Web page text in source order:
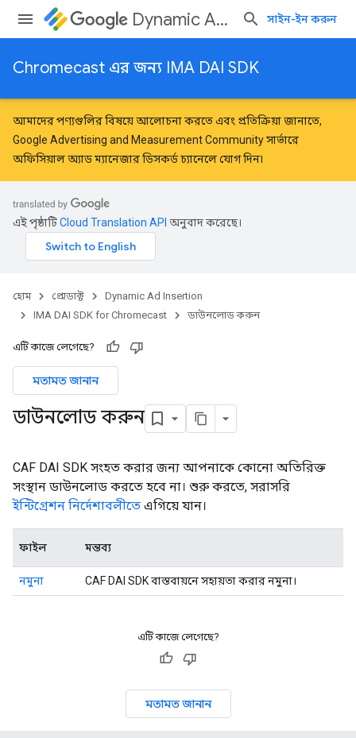
Dynamic Ad Insertion সাইন-ইন করুন
Chromecast এর জন্য IMA DAI SDK
আমাদের পণ্যগুলির বিষয়ে আলোচনা করতে এবং প্রতিক্রিয়া জানাতে,
Google Advertising and Measurement Communityসার্ভারে
অফিসিয়াল অ্যাড ম্যানেজার ডিসকর্ড চ্যানেলে যোগ দিন৷
এই পৃষ্ঠাটিCloud Translation API অনুবাদ করেছে।
হোম প্রোডাক্ট
Dynamic Ad Insertion
IMA DAI SDK for Chromecast
ডাউনলোড করুন
এটি কাজে লেগেছে?
মতামত জানান
ডাউনলোড করুন
CAF DAI SDK সংহত করার জন্য আপনাকে কোনো অতিরিক্ত
সংস্থান ডাউনলোড করতে হবে না। শুরু করতে, সরাসরি
ইন্টিগ্রেশন নির্দেশাবলীতে এগিয়ে যান।
ফাইল মন্তব্য
নমুনা CAF DAI SDK বাস্তবায়নে সহায়তা করার নমুনা।
এটি কাজে লেগেছে?
মতামত জানান